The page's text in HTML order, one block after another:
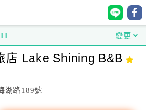
變更
店 Lake Shining B&B
湖路189號